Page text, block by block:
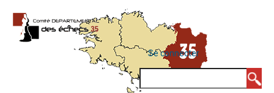
contenu
MENU
DU
COMPTE
DE
Se connecter